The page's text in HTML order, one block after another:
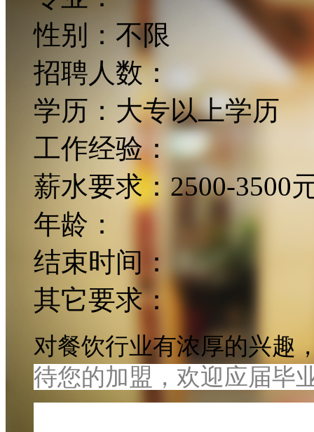
性别： 不限
招聘人数：
学历： 大专以上学历
工作经验：
薪水要求： 2500-3500
年龄：
结束时间：
其它要求：
对餐饮行业有浓厚的兴趣
待您的加盟，欢迎应届毕